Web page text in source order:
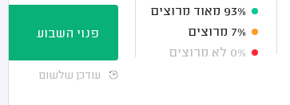
93% מאוד מרוצים
7% מרוצים
0% לא מרוצים
פנוי השבוע
עודכן שלשום